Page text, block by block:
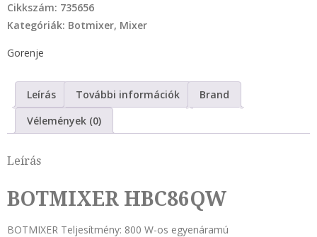
Cikkszám: 735656
Kategóriák: Botmixer, Mixer
Gorenje
Leírás További információk
Brand
Vélemények (0)
Leírás
BOTMIXER HBC86QW
BOTMIXER Teljesítmény: 800 W-os egyenáramú